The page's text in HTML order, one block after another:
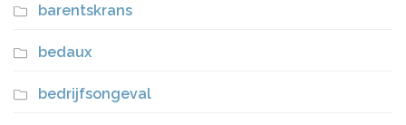
barentskrans
bedaux
bedrijfsongeval